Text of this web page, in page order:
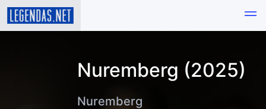
Nuremberg (2025)
Nuremberg